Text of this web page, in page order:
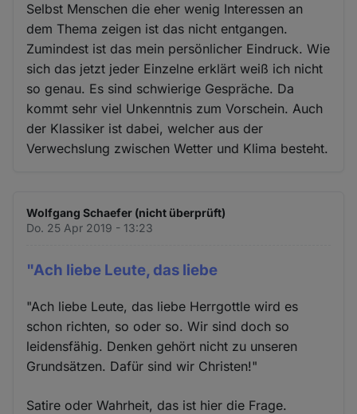
Selbst Menschen die eher wenig Interessen an
dem Thema zeigen ist das nicht entgangen.
Zumindest ist das mein persönlicher Eindruck. Wie
sich das jetzt jeder Einzelne erklärt weiß ich nicht
so genau. Es sind schwierige Gespräche. Da
kommt sehr viel Unkenntnis zum Vorschein. Auch
der Klassiker ist dabei, welcher aus der
Verwechslung zwischen Wetter und Klima besteht.
Wolfgang Schaefer (nicht überprüft)
Do. 25 Apr 2019 - 13:23
"Ach liebe Leute, das liebe
"Ach liebe Leute, das liebe Herrgottle wird es
schon richten, so oder so. Wir sind doch so
leidensfähig. Denken gehört nicht zu unseren
Grundsätzen. Dafür sind wir Christen!"
Satire oder Wahrheit, das ist hier die Frage.